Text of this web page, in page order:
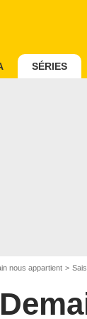
SÉRIES
nous appartient